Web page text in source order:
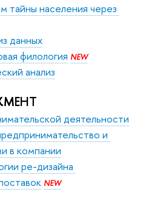
тайны населения через
данных
филология NEW
анализ
деятельности
и
в компании
ре-дизайна
NEW